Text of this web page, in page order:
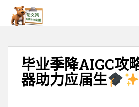
毕业季降AIGC攻
器助力应届生